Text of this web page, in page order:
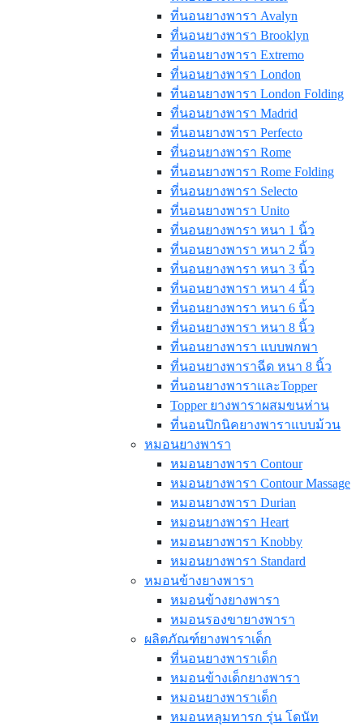
ที่นอนยางพารา Avalyn
ที่นอนยางพารา Brooklyn
ที่นอนยางพารา Extremo
ที่นอนยางพารา London
ที่นอนยางพารา London Folding
ที่นอนยางพารา Madrid
ที่นอนยางพารา Perfecto
ที่นอนยางพารา Rome
ที่นอนยางพารา Rome Folding
ที่นอนยางพารา Selecto
ที่นอนยางพารา Unito
ที่นอนยางพารา หนา 1 นิ้ว
ที่นอนยางพารา หนา 2 นิ้ว
ที่นอนยางพารา หนา 3 นิ้ว
ที่นอนยางพารา หนา 4 นิ้ว
ที่นอนยางพารา หนา 6 นิ้ว
ที่นอนยางพารา หนา 8 นิ้ว
ที่นอนยางพารา แบบพกพา
ที่นอนยางพาราฉีด หนา 8 นิ้ว
ที่นอนยางพาราและTopper
Topper ยางพาราผสมขนห่าน
ที่นอนปิกนิคยางพาราแบบม้วน
หมอนยางพารา
หมอนยางพารา Contour
หมอนยางพารา Contour Massage
หมอนยางพารา Durian
หมอนยางพารา Heart
หมอนยางพารา Knobby
หมอนยางพารา Standard
หมอนข้างยางพารา
หมอนข้างยางพารา
หมอนรองขายางพารา
ผลิตภัณฑ์ยางพาราเด็ก
ที่นอนยางพาราเด็ก
หมอนข้างเด็กยางพารา
หมอนยางพาราเด็ก
หมอนหลุมทารก รุ่น โดนัท